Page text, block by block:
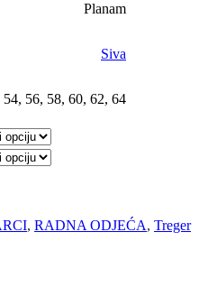
Planam
Siva
54, 56, 58, 60, 62, 64
, RADNA ODJEĆA, Treger